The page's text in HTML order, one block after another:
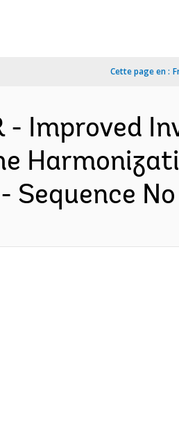
Cette page en :
- Improved